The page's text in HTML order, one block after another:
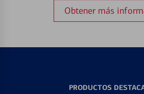
Obtener más
PRODUCTOS